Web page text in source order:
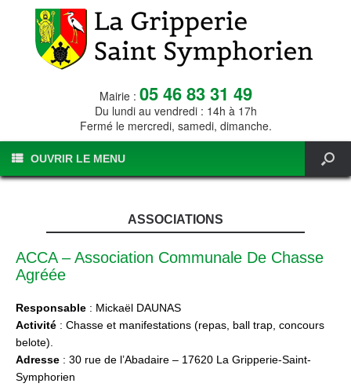
Mairie : 05 46 83 31 49
Du lundi au vendredi : 14h à 17h
Fermé le mercredi, samedi, dimanche.
OUVRIR LE MENU
ASSOCIATIONS
ACCA – Association Communale De Chasse
Agréée
Responsable : Mickaël DAUNAS
Activité : Chasse et manifestations (repas, ball trap, concours
belote).
Adresse : 30 rue de l’Abadaire – 17620 La Gripperie-Saint-
Symphorien